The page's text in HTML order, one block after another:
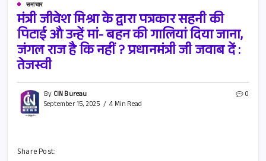
समाचार
मंत्री जीवेश मिश्रा के द्वारा पत्रकार सहनी की
पिटाई औ उन्हें मां- बहन की गालियां दिया जाना,
जंगल राज है कि नहीं ? प्रधानमंत्री जी जवाब दें :
तेजस्वी
By CIN Bureau
September 15, 2025
4 Min Read
0
Share Post: